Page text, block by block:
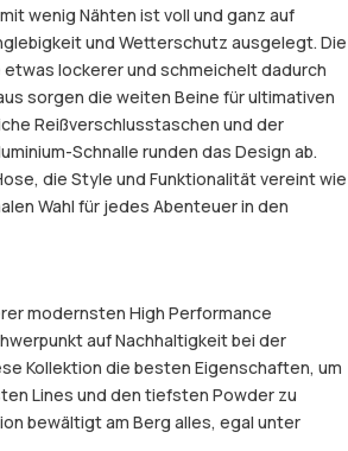
wenig Nähten ist voll und ganz auf
und Wetterschutz ausgelegt. Die
lockerer und schmeichelt dadurch
sorgen die weiten Beine für ultimativen
Reißverschlusstaschen und der
Schnalle runden das Design ab.
die Style und Funktionalität vereint wie
Wahl für jedes Abenteuer in den
modernsten High Performance
auf Nachhaltigkeit bei der
Kollektion die besten Eigenschaften, um
Lines und den tiefsten Powder zu
bewältigt am Berg alles, egal unter